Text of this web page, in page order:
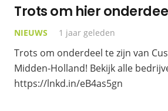
Trots om hier
NIEUWS 1 jaar geleden
Trots om onderdeel te zijn van
Midden-Holland! Bekijk alle
https://lnkd.in/eB4as5gn